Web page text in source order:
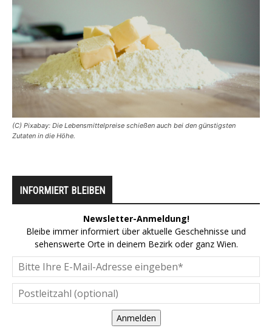
(C) Pixabay: Die Lebensmittelpreise schießen auch bei den günstigsten
Zutaten in die Höhe.
INFORMIERT BLEIBEN
Newsletter-Anmeldung!
Bleibe immer informiert über aktuelle Geschehnisse und
sehenswerte Orte in deinem Bezirk oder ganz Wien.
Anmelden